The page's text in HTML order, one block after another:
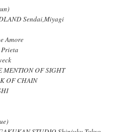
Sendai,Miyagi
Amore
MENTION OF SIGHT
OF CHAIN